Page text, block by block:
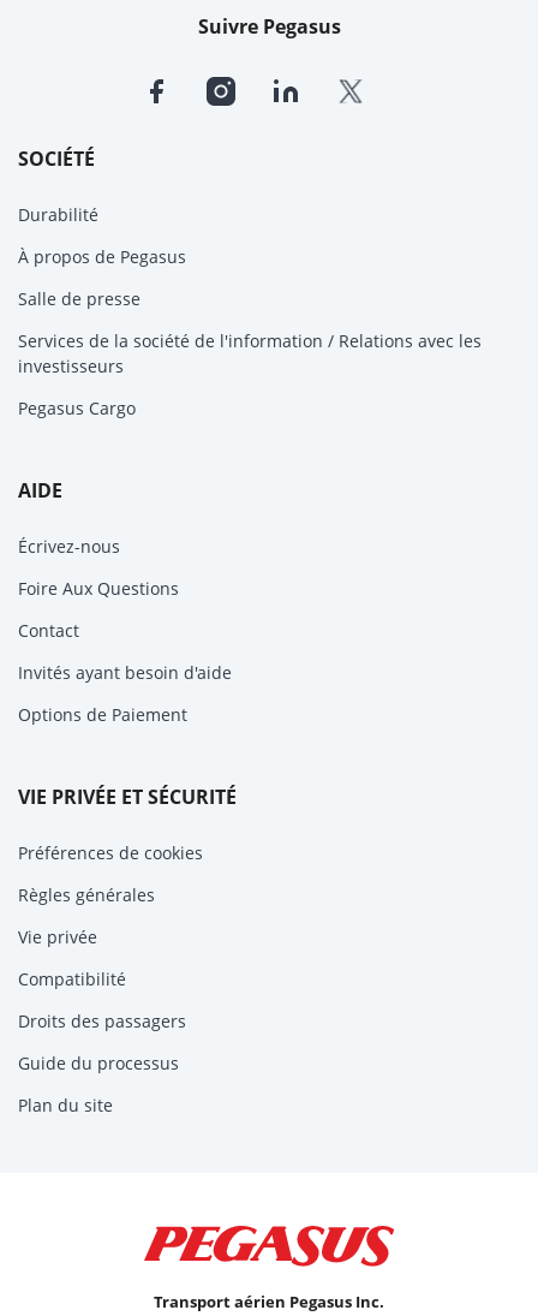
SOCIÉTÉ
Durabilité
À propos de Pegasus
Salle de presse
Services de la société de l'information / Relations avec les
investisseurs
Pegasus Cargo
AIDE
Écrivez-nous
Foire Aux Questions
Contact
Invités ayant besoin d'aide
Options de Paiement
VIE PRIVÉE ET SÉCURITÉ
Préférences de cookies
Règles générales
Vie privée
Compatibilité
Droits des passagers
Guide du processus
Plan du site
Suivre Pegasus
Transport aérien Pegasus Inc.